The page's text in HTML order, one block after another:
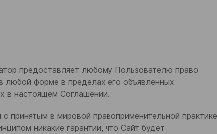
предоставляет любому Пользователю право
любой форме в пределах его объявленных
в настоящем Соглашении.
принятым в мировой правоприменительной практике
никакие гарантии, что Сайт будет